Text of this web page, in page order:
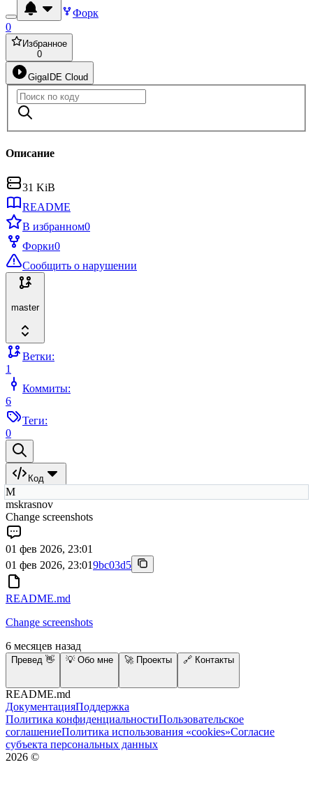
Форк
0
Избранное
0
GigaIDE Cloud
Описание
31 KiB
README
В избранном0
Форки0
Сообщить о нарушении
master
Ветки:
1
Коммиты:
6
Теги:
0
Код
M
mskrasnov
Change screenshots
01 фев 2026, 23:01
01 фев 2026, 23:019bc03d5
README.md
Change screenshots
6 месяцев назад
Превед 👋 💡 Обо мне 🚀 Проекты 🔗 Контакты
README.md
ДокументацияПоддержка
Политика конфиденциальностиПользовательское
соглашениеПолитика использования «cookies»Согласие
субъекта персональных данных
2026 ©